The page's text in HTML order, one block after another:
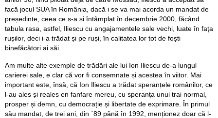
facă jocul SUA în România, dacă i se va mai acorda un mandat de
președinte, ceea ce s-a și întâmplat în decembrie 2000, făcând
tabula rasa, astfel, Iliescu cu angajamentele sale vechi, luate în fața
rușilor, deci i-a trădat și pe ruși, în calitatea lor tot de foști
binefăcători ai săi.
Am multe alte exemple de trădări ale lui Ion Iliescu de-a lungul
carierei sale, e clar că vor fi consemnate și acestea în viitor. Mai
important este, însă, că Ion Iliescu a trădat speranțele românilor, ce
l-au ales și reales en fanfare mereu, cu speranța unui trai normal,
prosper și demn, cu democrație și libertate de exprimare. În primul
său mandat, de trei ani, din ´89 până în 1992, menționez doar că l-